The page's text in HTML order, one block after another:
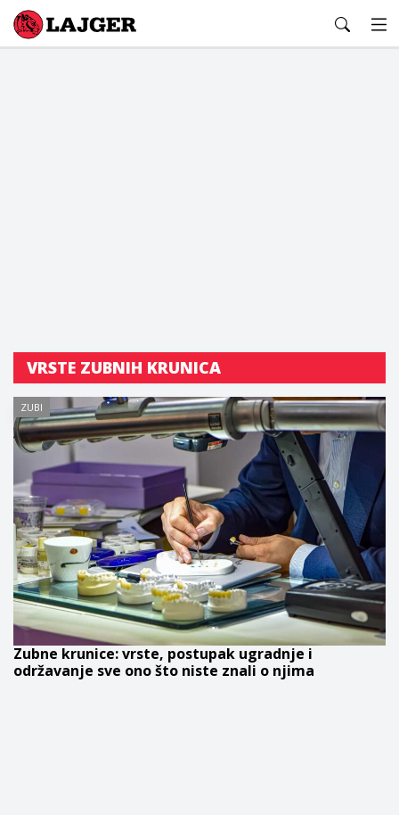
Lajger
VRSTE ZUBNIH KRUNICA
ZUBI
Zubne krunice: vrste, postupak ugradnje i
održavanje sve ono što niste znali o njima